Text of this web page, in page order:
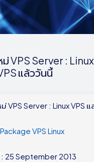
ม่ VPS Server :
แล้ววันนี้
VPS Server : Linux VPS
VPS Linux
: 25 September 2013